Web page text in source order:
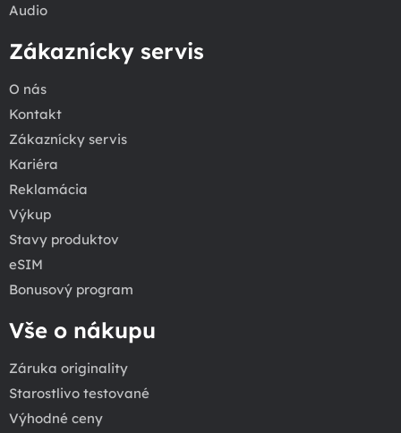
Audio
Zákaznícky servis
O nás
Kontakt
Zákaznícky servis
Kariéra
Reklamácia
Výkup
Stavy produktov
eSIM
Bonusový program
Vše o nákupu
Záruka originality
Starostlivo testované
Výhodné ceny